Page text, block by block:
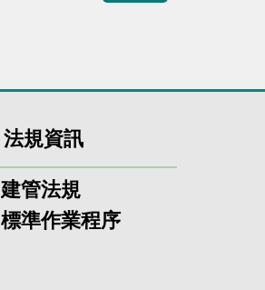
法規資訊
建管法規
標準作業程序